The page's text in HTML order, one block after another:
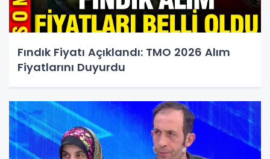
Fındık Fiyatı Açıklandı: TMO 2026 Alım
Fiyatlarını Duyurdu